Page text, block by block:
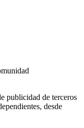
publicidad de terceros
desde